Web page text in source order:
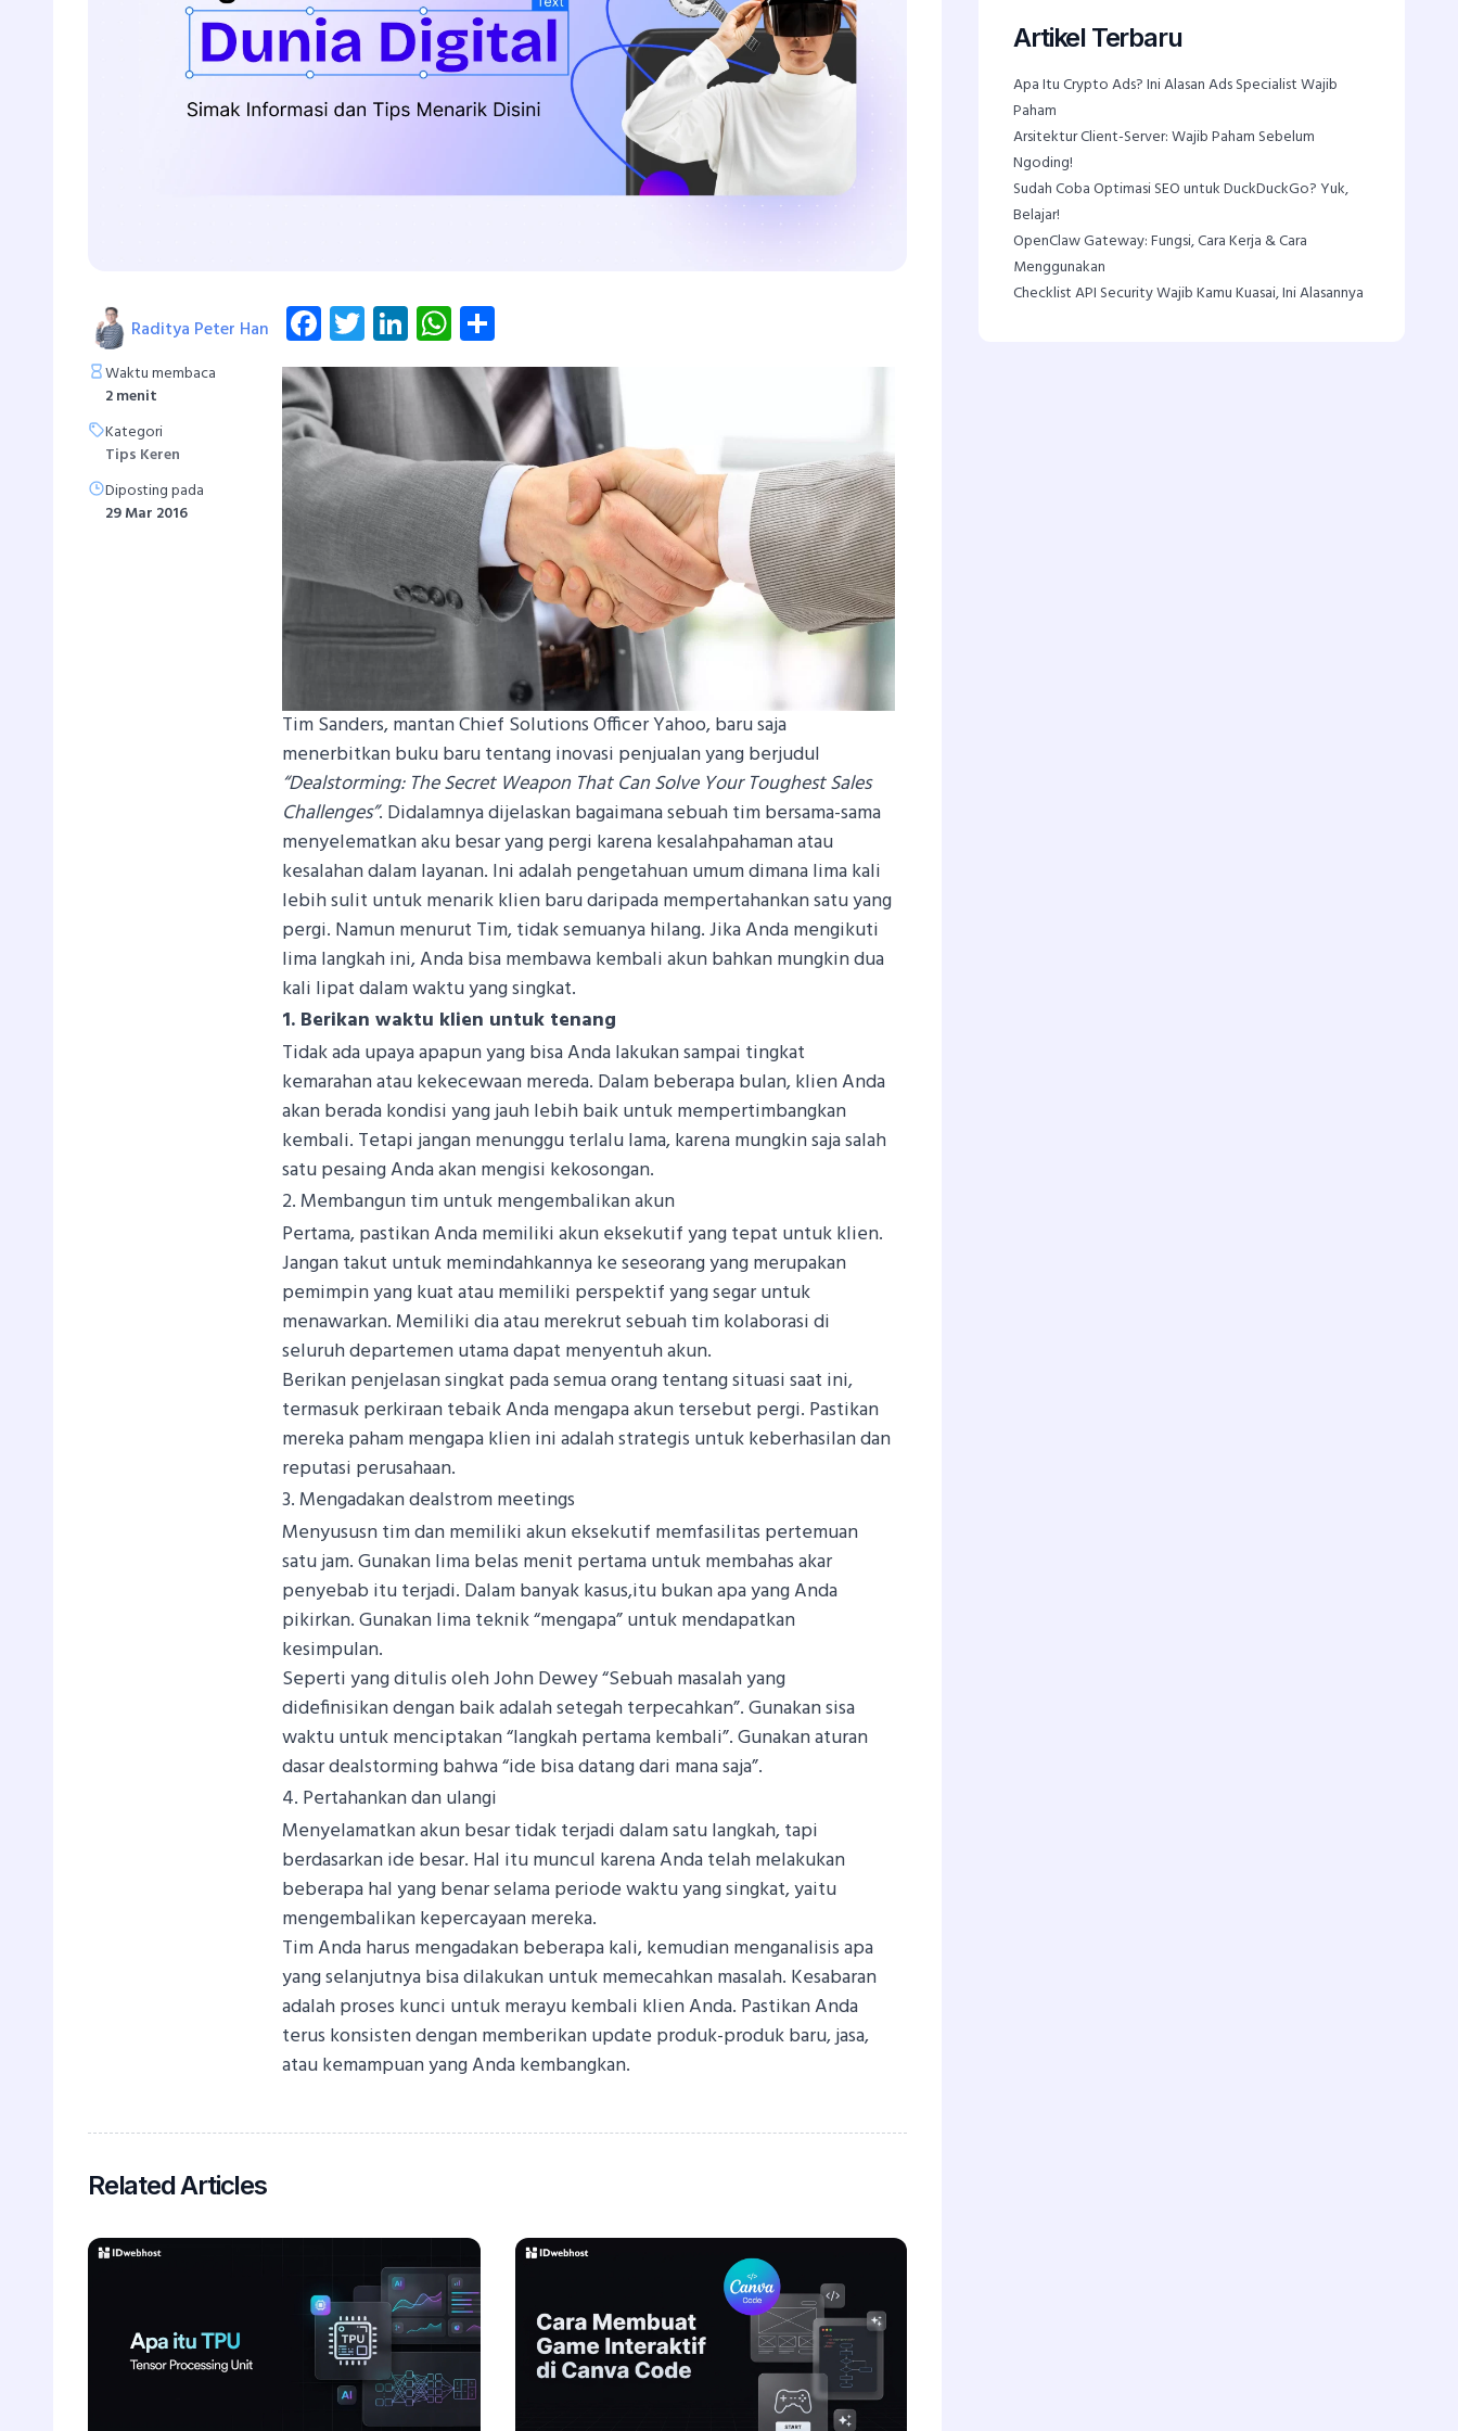
Raditya Peter Han
Waktu membaca
2 menit
Kategori
Tips Keren
Diposting pada
29 Mar 2016
Facebook
Twitter
LinkedIn
WhatsApp
Share
Tim Sanders, mantan Chief Solutions Officer Yahoo, baru saja
menerbitkan buku baru tentang inovasi penjualan yang berjudul
“Dealstorming: The Secret Weapon That Can Solve Your Toughest Sales
Challenges”. Didalamnya dijelaskan bagaimana sebuah tim bersama-sama
menyelematkan aku besar yang pergi karena kesalahpahaman atau
kesalahan dalam layanan. Ini adalah pengetahuan umum dimana lima kali
lebih sulit untuk menarik klien baru daripada mempertahankan satu yang
pergi. Namun menurut Tim, tidak semuanya hilang. Jika Anda mengikuti
lima langkah ini, Anda bisa membawa kembali akun bahkan mungkin dua
kali lipat dalam waktu yang singkat.
1. Berikan waktu klien untuk tenang
Tidak ada upaya apapun yang bisa Anda lakukan sampai tingkat
kemarahan atau kekecewaan mereda. Dalam beberapa bulan, klien Anda
akan berada kondisi yang jauh lebih baik untuk mempertimbangkan
kembali. Tetapi jangan menunggu terlalu lama, karena mungkin saja salah
satu pesaing Anda akan mengisi kekosongan.
2. Membangun tim untuk mengembalikan akun
Pertama, pastikan Anda memiliki akun eksekutif yang tepat untuk klien.
Jangan takut untuk memindahkannya ke seseorang yang merupakan
pemimpin yang kuat atau memiliki perspektif yang segar untuk
menawarkan. Memiliki dia atau merekrut sebuah tim kolaborasi di
seluruh departemen utama dapat menyentuh akun.
Berikan penjelasan singkat pada semua orang tentang situasi saat ini,
termasuk perkiraan tebaik Anda mengapa akun tersebut pergi. Pastikan
mereka paham mengapa klien ini adalah strategis untuk keberhasilan dan
reputasi perusahaan.
3. Mengadakan dealstrom meetings
Menyususn tim dan memiliki akun eksekutif memfasilitas pertemuan
satu jam. Gunakan lima belas menit pertama untuk membahas akar
penyebab itu terjadi. Dalam banyak kasus,itu bukan apa yang Anda
pikirkan. Gunakan lima teknik “mengapa” untuk mendapatkan
kesimpulan.
Seperti yang ditulis oleh John Dewey “Sebuah masalah yang
didefinisikan dengan baik adalah setegah terpecahkan”. Gunakan sisa
waktu untuk menciptakan “langkah pertama kembali”. Gunakan aturan
dasar dealstorming bahwa “ide bisa datang dari mana saja”.
4. Pertahankan dan ulangi
Menyelamatkan akun besar tidak terjadi dalam satu langkah, tapi
berdasarkan ide besar. Hal itu muncul karena Anda telah melakukan
beberapa hal yang benar selama periode waktu yang singkat, yaitu
mengembalikan kepercayaan mereka.
Tim Anda harus mengadakan beberapa kali, kemudian menganalisis apa
yang selanjutnya bisa dilakukan untuk memecahkan masalah. Kesabaran
adalah proses kunci untuk merayu kembali klien Anda. Pastikan Anda
terus konsisten dengan memberikan update produk-produk baru, jasa,
atau kemampuan yang Anda kembangkan.
Related Articles
Artikel Terbaru
Apa Itu Crypto Ads? Ini Alasan Ads Specialist Wajib
Paham
Arsitektur Client-Server: Wajib Paham Sebelum
Ngoding!
Sudah Coba Optimasi SEO untuk DuckDuckGo? Yuk,
Belajar!
OpenClaw Gateway: Fungsi, Cara Kerja & Cara
Menggunakan
Checklist API Security Wajib Kamu Kuasai, Ini Alasannya